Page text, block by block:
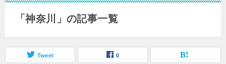
「神奈川」の記事一覧
Tweet 0